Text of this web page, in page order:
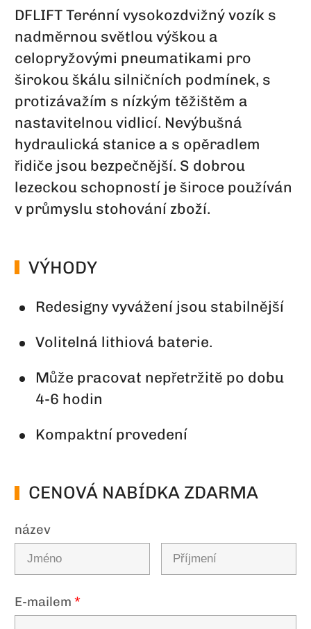
DFLIFT Terénní vysokozdvižný vozík s
nadměrnou světlou výškou a
celopryžovými pneumatikami pro
širokou škálu silničních podmínek, s
protizávažím s nízkým těžištěm a
nastavitelnou vidlicí. Nevýbušná
hydraulická stanice a s opěradlem
řidiče jsou bezpečnější. S dobrou
lezeckou schopností je široce používán
v průmyslu stohování zboží.
VÝHODY
Redesigny vyvážení jsou stabilnější
Volitelná lithiová baterie.
Může pracovat nepřetržitě po dobu
4-6 hodin
Kompaktní provedení
CENOVÁ NABÍDKA ZDARMA
název
E-mailem*